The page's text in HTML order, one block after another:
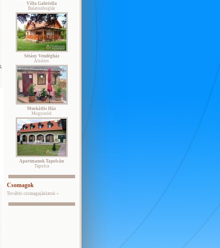
Villa Gabriella
Balatonboglár
Sétány Vendégház
Alsóörs
Muskátlis Ház
Mogyoród
Apartmanok Tapolcán
Tapolca
Csomagok
További csomagajánlatok »